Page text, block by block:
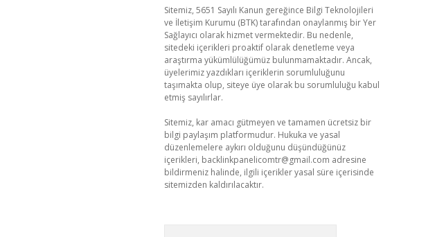
Sitemiz, 5651 Sayılı Kanun gereğince Bilgi Teknolojileri
ve İletişim Kurumu (BTK) tarafından onaylanmış bir Yer
Sağlayıcı olarak hizmet vermektedir. Bu nedenle,
sitedeki içerikleri proaktif olarak denetleme veya
araştırma yükümlülüğümüz bulunmamaktadır. Ancak,
üyelerimiz yazdıkları içeriklerin sorumluluğunu
taşımakta olup, siteye üye olarak bu sorumluluğu kabul
etmiş sayılırlar.
Sitemiz, kar amacı gütmeyen ve tamamen ücretsiz bir
bilgi paylaşım platformudur. Hukuka ve yasal
düzenlemelere aykırı olduğunu düşündüğünüz
içerikleri, backlinkpanelicomtr@gmail.com adresine
bildirmeniz halinde, ilgili içerikler yasal süre içerisinde
sitemizden kaldırılacaktır.